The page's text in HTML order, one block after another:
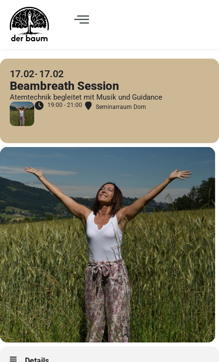
17.02 17.02
Beambreath Session
Atemtechnik begleitet mit Musik und Guidance
19:00 - 21:00 Seminarraum Dom